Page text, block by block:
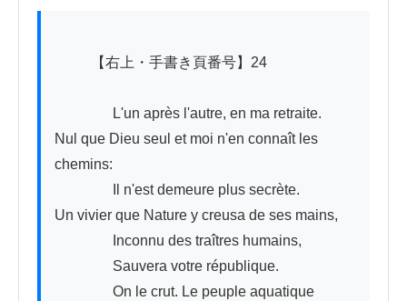
L'un après l'autre, en ma retraite.
Nul que Dieu seul et moi n'en connaît les
chemins:
Il n'est demeure plus secrète.
Un vivier que Nature y creusa de ses mains,
Inconnu des traîtres humains,
Sauvera votre république.
On le crut. Le peuple aquatique